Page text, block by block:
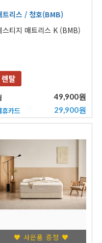
트리스 / 청호(BMB)
스티지 매트리스 K (BMB)
렌탈
49,900원
휴카드 29,900원
♥ 사은품 증정 ♥